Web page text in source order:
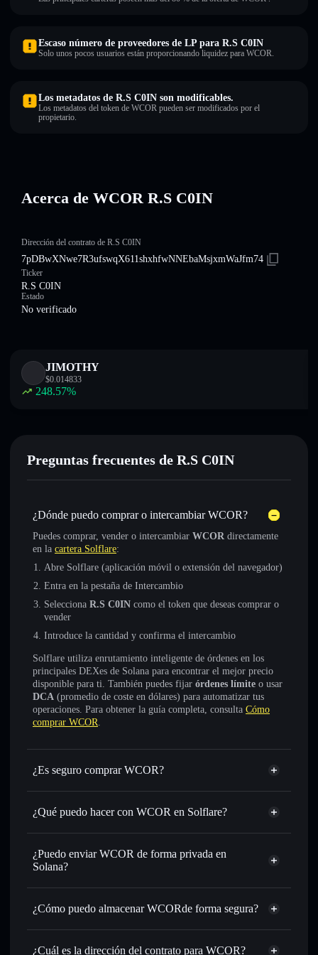
Escaso número de proveedores de LP para R.S C0IN
Solo unos pocos usuarios están proporcionando liquidez para WCOR.
Los metadatos de R.S C0IN son modificables.
Los metadatos del token de WCOR pueden ser modificados por el
propietario.
Acerca de WCOR R.S C0IN
Dirección del contrato de R.S C0IN
7pDBwXNwe7R3ufswqX611shxhfwNNEbaMsjxmWaJfm74
Ticker
R.S C0IN
Estado
No verificado
JIMOTHY
$0.014833
248.57%
Preguntas frecuentes de R.S C0IN
¿Dónde puedo comprar o intercambiar WCOR?
Puedes comprar, vender o intercambiar WCOR directamente
en la cartera Solflare:
Abre Solflare (aplicación móvil o extensión del navegador)
Entra en la pestaña de Intercambio
Selecciona R.S C0IN como el token que deseas comprar o
vender
Introduce la cantidad y confirma el intercambio
Solflare utiliza enrutamiento inteligente de órdenes en los
principales DEXes de Solana para encontrar el mejor precio
disponible para ti. También puedes fijar órdenes límite o usar
DCA (promedio de coste en dólares) para automatizar tus
operaciones. Para obtener la guía completa, consulta Cómo
comprar WCOR.
¿Es seguro comprar WCOR?
WCOR no está verificado
¿Qué puedo hacer con WCOR en Solflare?
WCOR
cartera de Solflare
Intercambiar al instante : operar con R.S C0IN para SOL,
USDC o miles de otros tokens de Solana con enrutamiento
tu precio objetivo para R.S C0IN
Utilizar DCA: promedio de coste en dólares en R.S C0IN a
¿Puedo enviar WCOR de forma privada en
Solana?
agregador de privacidad
¿Cómo puedo almacenar WCORde forma segura?
WCOR
¿Cuál es la dirección del contrato para WCOR?